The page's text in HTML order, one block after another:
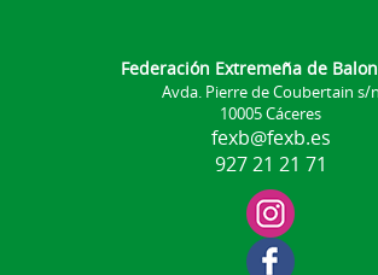
Federación Extremeña de
Avda. Pierre de Coubertain s/n
10005 Cáceres
fexb@fexb.es
927 21 21 71